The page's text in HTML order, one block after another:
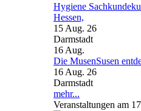
Hygiene
Hessen,
15 Aug. 26
Darmstadt
16 Aug.
Die MusenSusen
16 Aug. 26
Darmstadt
mehr...
Veranstaltungen am